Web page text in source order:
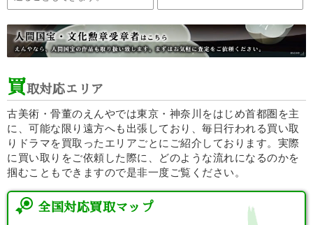
買取対応エリア
古美術・骨董のえんやでは東京・神奈川をはじめ首都圏を主
に、可能な限り遠方へも出張しており、毎日行われる買い取
りドラマを買取ったエリアごとにご紹介しております。実際
に買い取りをご依頼した際に、どのような流れになるのかを
掴むこともできますので是非一度ご覧ください。
全国対応買取マップ